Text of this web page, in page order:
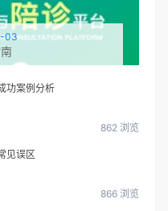
03
功案例分析
862 浏览
见误区
866 浏览